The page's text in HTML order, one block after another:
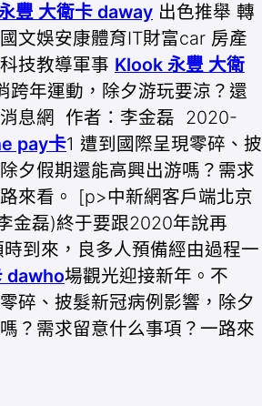
豐 大衛卡 daway 出色推舉 轉
文娛安康體育IT財富car 房產
技教導軍事 Klook 永豐 大衛
跨年運動，除夕游玩要涼？還
息網 作者：李金磊 2020-
pay卡1 遭到國際呈現零碎、披
夕假期還能高興出游嗎？需求
來看。 [p>中新網客戶端北京
金磊)終于要跟2020年說再
到來，良多人預備經由過程一
dawho場觀光迎接新年。不
碎、披髮新冠病例影響，除夕
？需求留意什么事項？一路來